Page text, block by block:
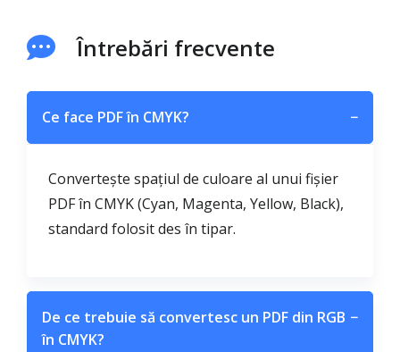
Întrebări frecvente
Ce face PDF în CMYK? −
Convertește spațiul de culoare al unui fișier
PDF în CMYK (Cyan, Magenta, Yellow, Black),
standard folosit des în tipar.
De ce trebuie să convertesc un PDF din RGB
în CMYK?
−